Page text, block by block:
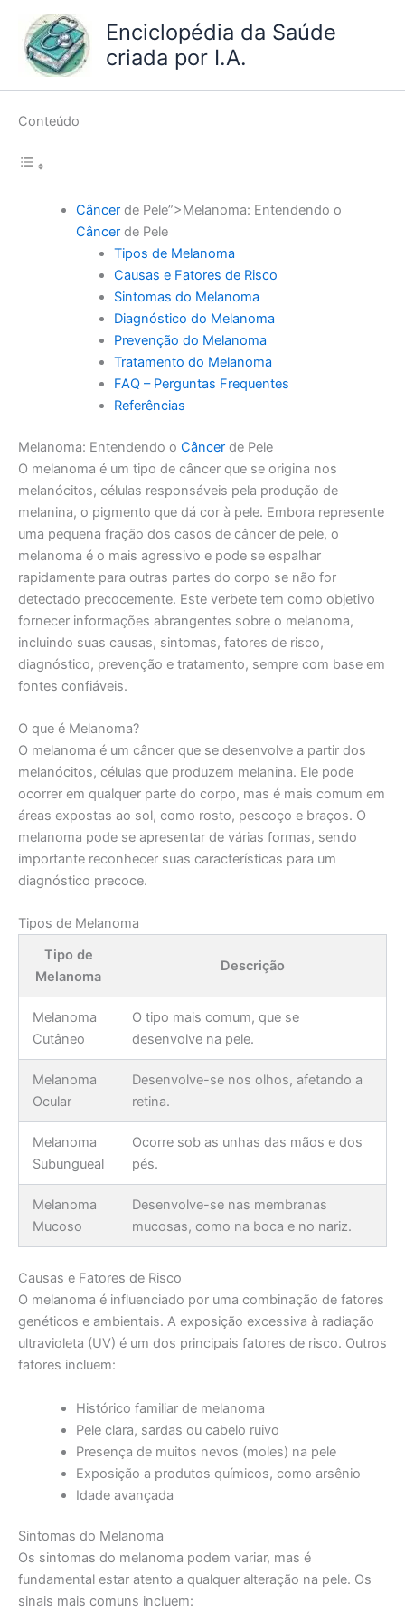
conteúdo
Enciclopédia da Saúde
criada por I.A.
Conteúdo
Câncerde Pele”>Melanoma: Entendendo o
Câncerde Pele
Tipos de Melanoma
Causas e Fatores de Risco
Sintomas do Melanoma
Diagnóstico do Melanoma
Prevenção do Melanoma
Tratamento do Melanoma
FAQ – Perguntas Frequentes
Referências
Melanoma: Entendendo o Câncer de Pele
O melanoma é um tipo de câncer que se origina nos
melanócitos, células responsáveis pela produção de
melanina, o pigmento que dá cor à pele. Embora represente
uma pequena fração dos casos de câncer de pele, o
melanoma é o mais agressivo e pode se espalhar
rapidamente para outras partes do corpo se não for
detectado precocemente. Este verbete tem como objetivo
fornecer informações abrangentes sobre o melanoma,
incluindo suas causas, sintomas, fatores de risco,
diagnóstico, prevenção e tratamento, sempre com base em
fontes confiáveis.
O que é Melanoma?
O melanoma é um câncer que se desenvolve a partir dos
melanócitos, células que produzem melanina. Ele pode
ocorrer em qualquer parte do corpo, mas é mais comum em
áreas expostas ao sol, como rosto, pescoço e braços. O
melanoma pode se apresentar de várias formas, sendo
importante reconhecer suas características para um
diagnóstico precoce.
Tipos de Melanoma
Tipo de
Melanoma
Descrição
Melanoma
Cutâneo
O tipo mais comum, que se
desenvolve na pele.
Melanoma
Ocular
Desenvolve-se nos olhos, afetando a
retina.
Melanoma
Subungueal
Ocorre sob as unhas das mãos e dos
pés.
Melanoma
Mucoso
Desenvolve-se nas membranas
mucosas, como na boca e no nariz.
Causas e Fatores de Risco
O melanoma é influenciado por uma combinação de fatores
genéticos e ambientais. A exposição excessiva à radiação
ultravioleta (UV) é um dos principais fatores de risco. Outros
fatores incluem:
Histórico familiar de melanoma
Pele clara, sardas ou cabelo ruivo
Presença de muitos nevos (moles) na pele
Exposição a produtos químicos, como arsênio
Idade avançada
Sintomas do Melanoma
Os sintomas do melanoma podem variar, mas é
fundamental estar atento a qualquer alteração na pele. Os
sinais mais comuns incluem: